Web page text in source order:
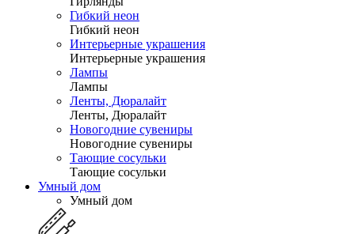
Гибкий неон
Гибкий неон
Интерьерные украшения
Интерьерные украшения
Лампы
Лампы
Ленты, Дюралайт
Ленты, Дюралайт
Новогодние сувениры
Новогодние сувениры
Тающие сосульки
Тающие сосульки
Умный дом
Умный дом